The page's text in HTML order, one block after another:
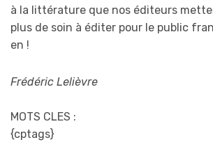
à la littérature que nos éditeurs
plus de soin à éditer pour le public
en !
Frédéric Lelièvre
MOTS CLES :
{cptags}